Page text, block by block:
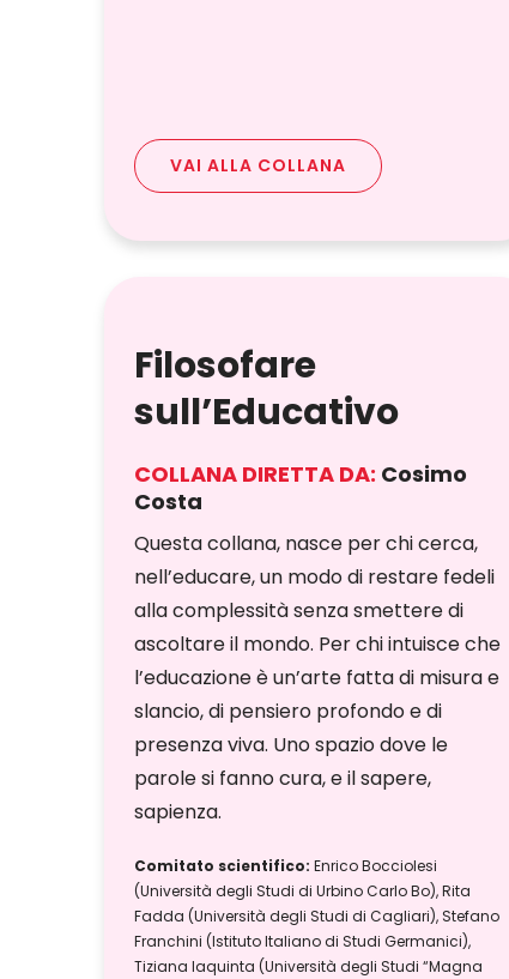
VAI ALLA COLLANA
Filosofare
sull’Educativo
COLLANA DIRETTA DA: Cosimo
Costa
Questa collana, nasce per chi cerca,
nell’educare, un modo di restare fedeli
alla complessità senza smettere di
ascoltare il mondo. Per chi intuisce che
l’educazione è un’arte fatta di misura e
slancio, di pensiero profondo e di
presenza viva. Uno spazio dove le
parole si fanno cura, e il sapere,
sapienza.
Comitato scientifico: Enrico Bocciolesi
(Università degli Studi di Urbino Carlo Bo), Rita
Fadda (Università degli Studi di Cagliari), Stefano
Franchini (Istituto Italiano di Studi Germanici),
Tiziana Iaquinta (Università degli Studi “Magna